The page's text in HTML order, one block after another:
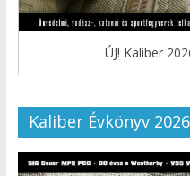
ÚJ! Kaliber
Kaliber Évkönyv 2026